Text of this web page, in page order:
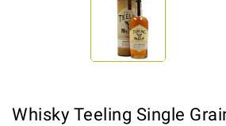
Whisky Teeling Single